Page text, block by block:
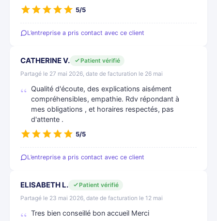
5/5
L’entreprise a pris contact avec ce client
CATHERINE V.
Patient vérifié
Partagé le 27 mai 2026, date de facturation le 26 mai
Qualité d'écoute, des explications aisément
compréhensibles, empathie. Rdv répondant à
mes obligations , et horaires respectés, pas
d'attente .
5/5
L’entreprise a pris contact avec ce client
ELISABETH L.
Patient vérifié
Partagé le 23 mai 2026, date de facturation le 12 mai
Tres bien conseillé bon accueil Merci